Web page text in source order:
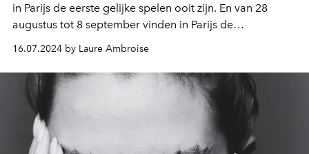
in Parijs de eerste gelijke spelen ooit zijn. En van 28
augustus tot 8 september vinden in Parijs de
bijzondere openingsceremonie.
16.07.2024 by Laure Ambroise